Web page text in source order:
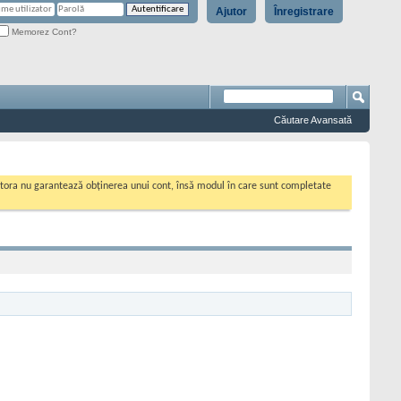
Înregistrare
Ajutor
Memorez Cont?
Căutare Avansată
nu garantează obținerea unui cont, însă modul în care sunt completate